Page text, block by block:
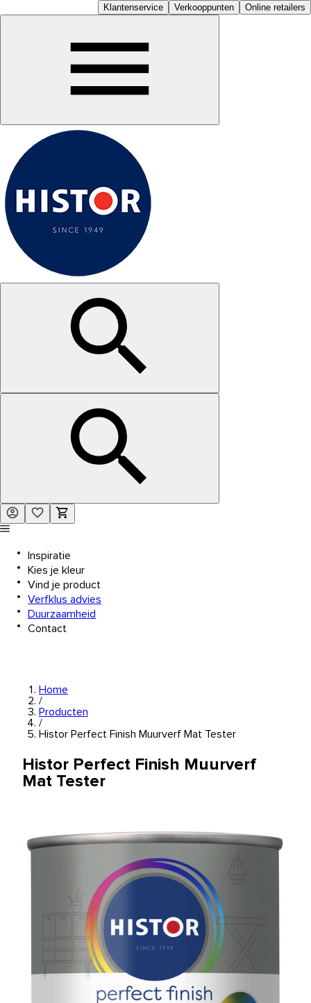
Klantenservice Verkooppunten Online retailers
Inspiratie
Kies je kleur
Vind je product
Verfklus advies
Duurzaamheid
Contact
Home
/
Producten
/
Histor Perfect Finish Muurverf Mat Tester
Histor Perfect Finish Muurverf
Mat Tester